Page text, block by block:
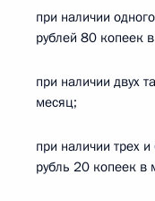
при наличии
рублей 80 копеек
при наличии двух
месяц;
при наличии трех
рубль 20 копеек в